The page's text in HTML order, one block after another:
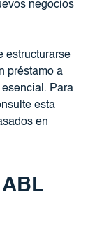
negocios
estructurarse
préstamo a
Para
esta
​​en